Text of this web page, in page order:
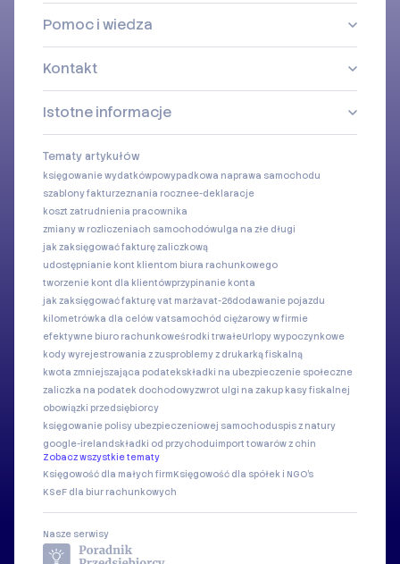
Pomoc i wiedza
Kontakt
Istotne informacje
Tematy artykułów
księgowanie wydatkówpowypadkowa naprawa samochodu
szablony fakturzeznania rocznee-deklaracje
koszt zatrudnienia pracownika
zmiany w rozliczeniach samochodówulga na złe długi
jak zaksięgować fakturę zaliczkową
udostępnianie kont klientom biura rachunkowego
tworzenie kont dla klientówprzypinanie konta
jak zaksięgować fakturę vat marżavat-26dodawanie pojazdu
kilometrówka dla celów vatsamochód ciężarowy w firmie
efektywne biuro rachunkoweśrodki trwałeUrlopy wypoczynkowe
kody wyrejestrowania z zusproblemy z drukarką fiskalną
kwota zmniejszająca podatekskładki na ubezpieczenie społeczne
zaliczka na podatek dochodowyzwrot ulgi na zakup kasy fiskalnej
obowiązki przedsiębiorcy
księgowanie polisy ubezpieczeniowej samochoduspis z natury
google-irelandskładki od przychoduimport towarów z chin
Zobacz wszystkie tematy
Księgowość dla małych firmKsięgowość dla spółek i NGO's
KSeF dla biur rachunkowych
Nasze serwisy